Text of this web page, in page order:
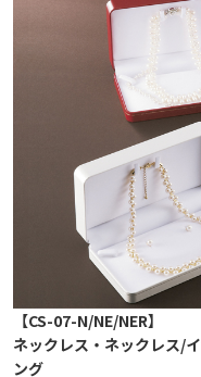
【CS-07-N/NE/NER】
ネックレス・ネックレス/
ング